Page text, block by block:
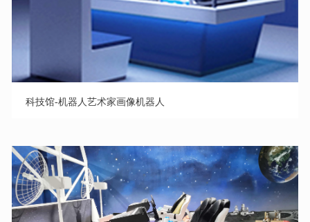
科技馆-机器人艺术家画像机器人